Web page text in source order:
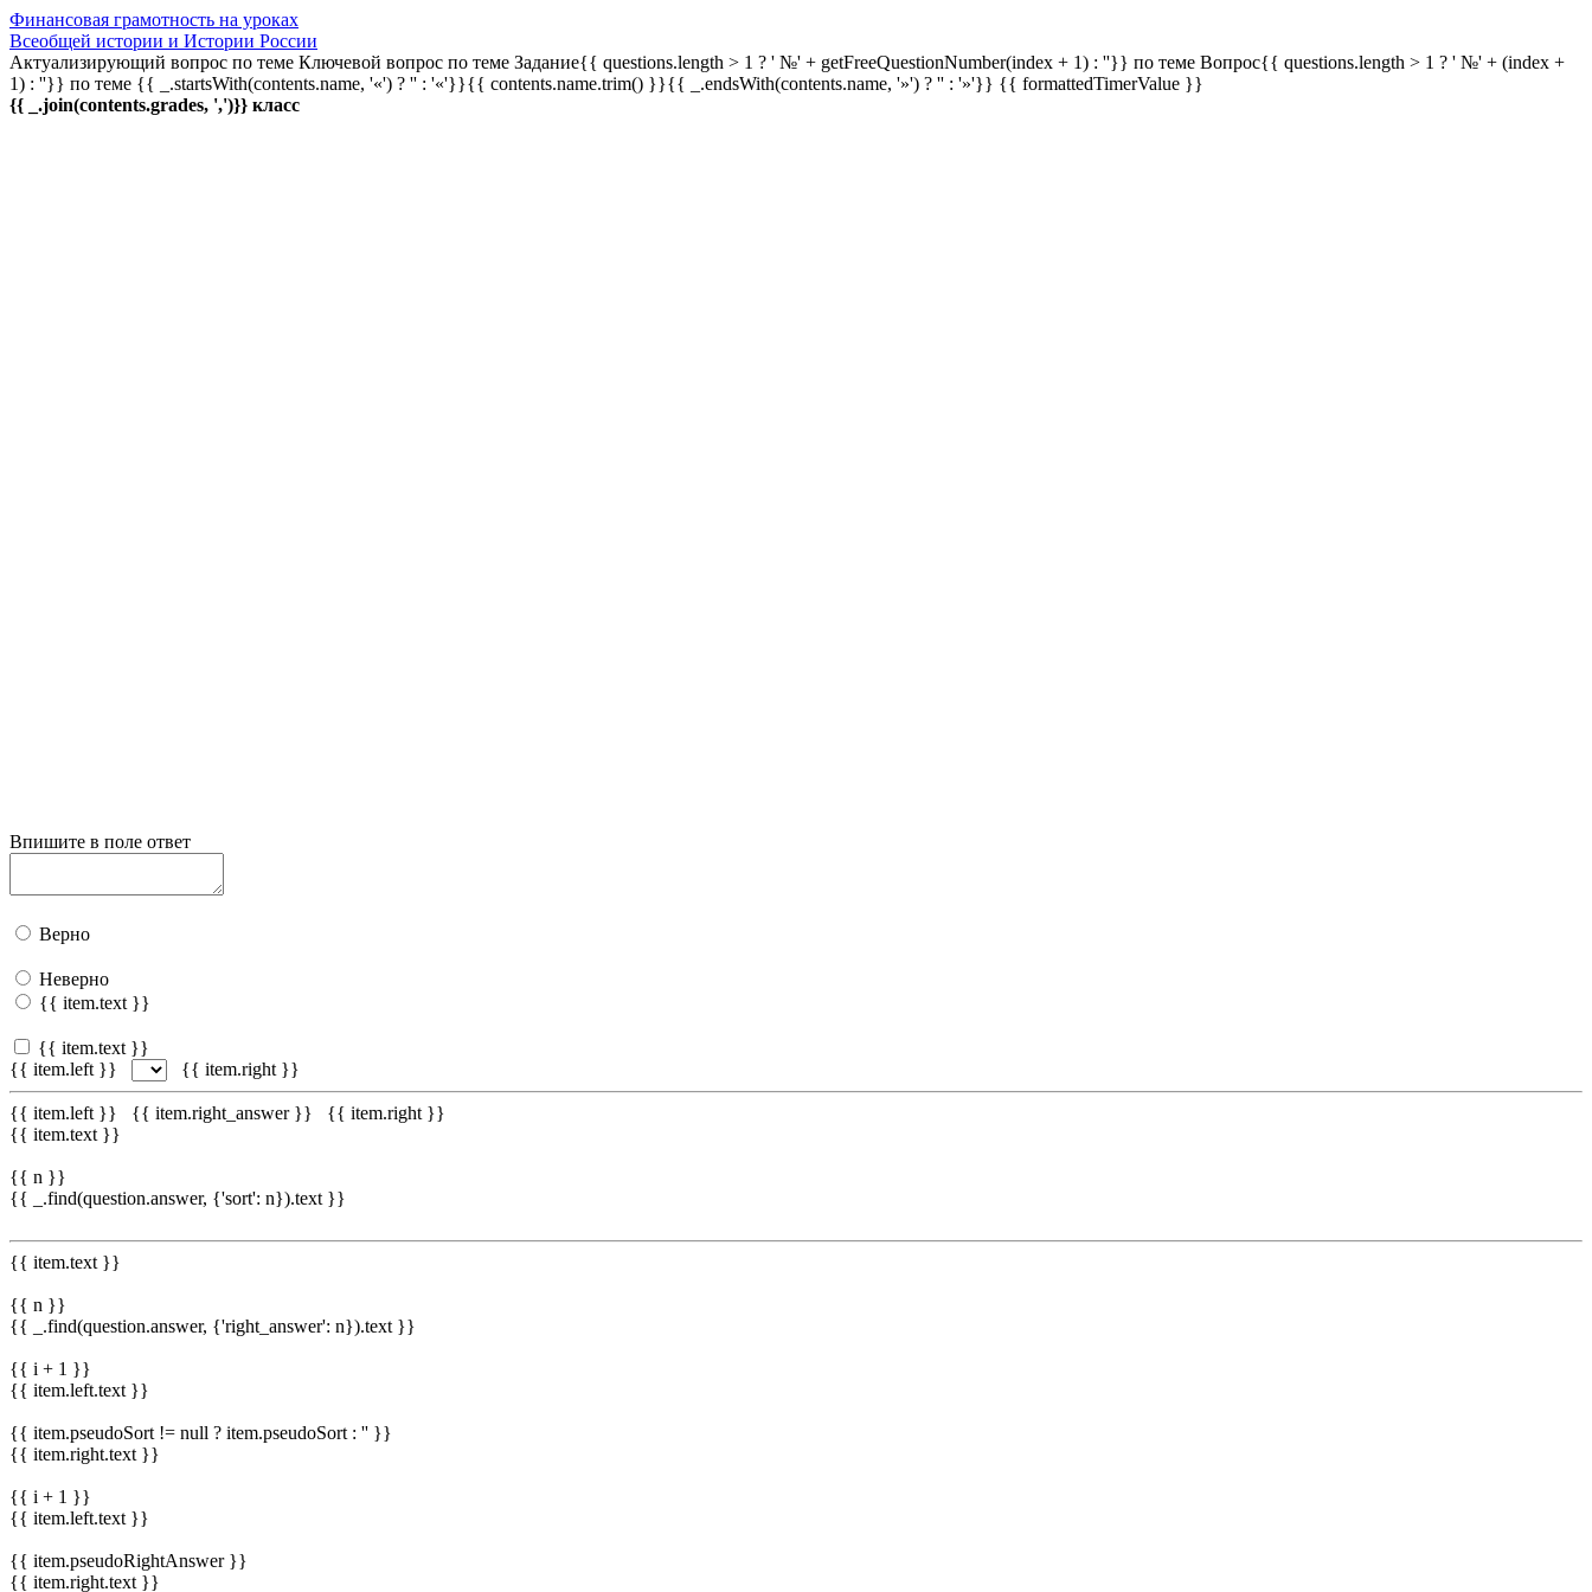
Финансовая грамотность на уроках
Всеобщей истории и Истории России
Актуализирующий вопрос по теме Ключевой вопрос по теме Задание{{ questions.length > 1 ? ' №' + getFreeQuestionNumber(index + 1) : ''}} по теме Вопрос{{ questions.length > 1 ? ' №' + (index +
1) : ''}} по теме {{ _.startsWith(contents.name, '«') ? '' : '«'}}{{ contents.name.trim() }}{{ _.endsWith(contents.name, '»') ? '' : '»'}} {{ formattedTimerValue }}
{{ _.join(contents.grades, ',')}} класс
Впишите в поле ответ
Верно
Неверно
{{ item.text }}
{{ item.text }}
{{ item.left }}
{{ item.right }}
{{ item.left }} {{ item.right_answer }}
{{ item.right }}
{{ item.text }}
{{ n }}
{{ _.find(question.answer, {'sort': n}).text }}
{{ item.text }}
{{ n }}
{{ _.find(question.answer, {'right_answer': n}).text }}
{{ i + 1 }}
{{ item.left.text }}
{{ item.pseudoSort != null ? item.pseudoSort : '' }}
{{ item.right.text }}
{{ i + 1 }}
{{ item.left.text }}
{{ item.pseudoRightAnswer }}
{{ item.right.text }}